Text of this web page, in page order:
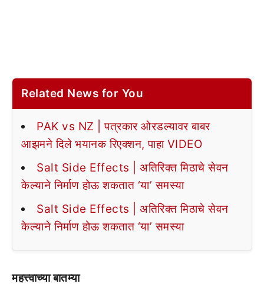
Related News for You
PAK vs NZ | पत्रकार ओरडल्यावर बाबर
आझमने दिले भयानक रिएक्शन, पाहा VIDEO
Salt Side Effects | अतिरिक्त मिठाचे सेवन
केल्याने निर्माण होऊ शकतात ‘या’ समस्या
Salt Side Effects | अतिरिक्त मिठाचे सेवन
केल्याने निर्माण होऊ शकतात ‘या’ समस्या
महत्त्वाच्या बातम्या